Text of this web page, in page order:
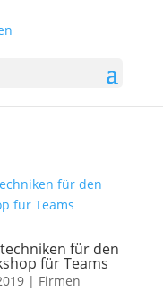
für den
für Teams
| Firmen